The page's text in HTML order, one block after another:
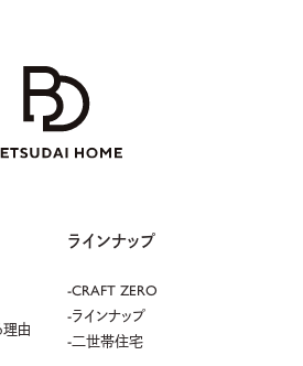
由
ラインナップ
CRAFT ZERO
ラインナップ
二世帯住宅